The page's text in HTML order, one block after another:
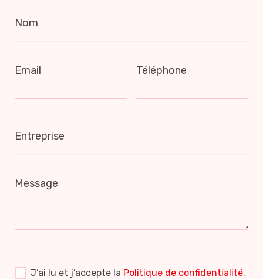
Nom
Email Téléphone
Entreprise
Message
J’ai lu et j’accepte la Politique de confidentialité.